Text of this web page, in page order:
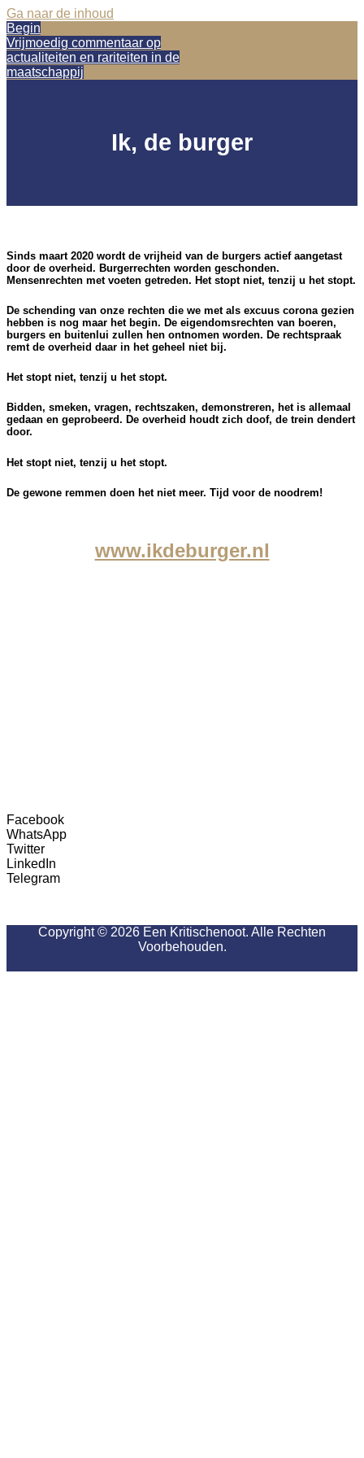
Ga naar de inhoud
Begin
Vrijmoedig commentaar op
actualiteiten en rariteiten in de
maatschappij
Ik, de burger
Sinds maart 2020 wordt de vrijheid van de burgers actief aangetast
door de overheid. Burgerrechten worden geschonden.
Mensenrechten met voeten getreden. Het stopt niet, tenzij u het stopt.
De schending van onze rechten die we met als excuus corona gezien
hebben is nog maar het begin. De eigendomsrechten van boeren,
burgers en buitenlui zullen hen ontnomen worden. De rechtspraak
remt de overheid daar in het geheel niet bij.
Het stopt niet, tenzij u het stopt.
Bidden, smeken, vragen, rechtszaken, demonstreren, het is allemaal
gedaan en geprobeerd. De overheid houdt zich doof, de trein dendert
door.
Het stopt niet, tenzij u het stopt.
De gewone remmen doen het niet meer. Tijd voor de noodrem!
www.ikdeburger.nl
Facebook
WhatsApp
Twitter
LinkedIn
Telegram
Copyright © 2026 Een Kritischenoot. Alle Rechten
Voorbehouden.